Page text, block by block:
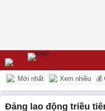
Mới nhất Xem nhiều 💰
đảng lao động triều